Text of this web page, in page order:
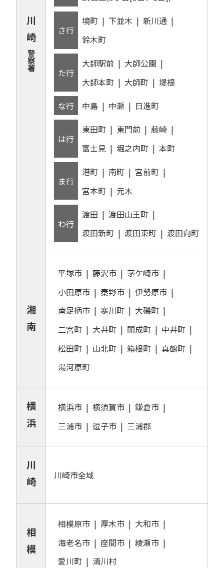
川
崎
警
察
署
さ行
境町 下並木
新川通
鈴木町
た行
大師駅前
大師公園
大師本町
大師町
堤根
な行
中島 中瀬 日進町
は行
東田町 東門前
藤崎
富士見
堀之内町 本町
ま行
港町 南町
宮前町
宮本町
元木
わ行
渡田
渡田山王町
渡田新町
渡田東町 渡田向町
湘
南
平塚市 藤沢市
茅ケ崎市
小田原市
秦野市
伊勢原市
南足柄市
寒川町
大磯町
二宮町
大井町 開成町
中井町
松田町
山北町 箱根町
真鶴町
湯河原町
横
浜
横浜市 横須賀市
鎌倉市
三浦市
逗子市 三浦郡
川
崎
川崎市全域
相
模
相模原市 厚木市
大和市
海老名市
座間市
綾瀬市
愛川町
清川村